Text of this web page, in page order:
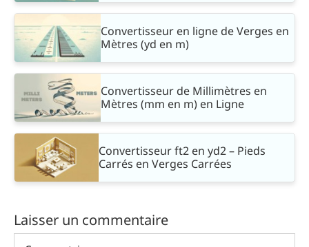
Convertisseur en ligne de Verges en
Mètres (yd en m)
Convertisseur de Millimètres en
Mètres (mm en m) en Ligne
Convertisseur ft2 en yd2 – Pieds
Carrés en Verges Carrées
Laisser un commentaire